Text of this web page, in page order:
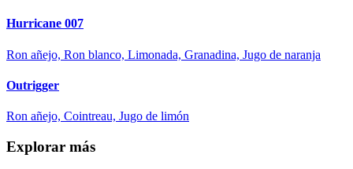
Hurricane 007
Ron añejo, Ron blanco, Limonada, Granadina, Jugo de naranja
Outrigger
Ron añejo, Cointreau, Jugo de limón
Explorar más